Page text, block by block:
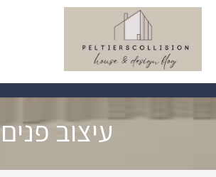
עיצוב פנים